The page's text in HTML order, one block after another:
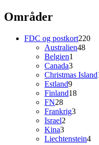
Områder
FDC og postkort220220
Australien4848
Belgien1
Canada33
varer
Christmas Island
Estland99
varer
Finland1818
FN2828
varer
Frankrig33
Israel2
Kina33
varer
Liechtenstein44